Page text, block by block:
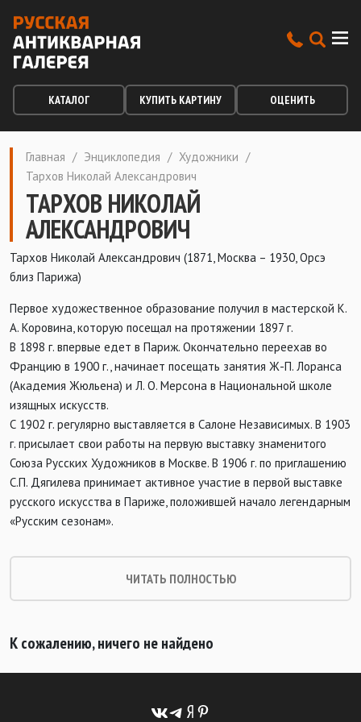
КАТАЛОГ КУПИТЬ КАРТИНУ ОЦЕНИТЬ
Главная / Энциклопедия / Художники /
Тархов Николай Александрович
ТАРХОВ НИКОЛАЙ
АЛЕКСАНДРОВИЧ
Тархов Николай Александрович (1871, Москва – 1930, Орсэ
близ Парижа)
Первое художественное образование получил в мастерской К.
А. Коровина, которую посещал на протяжении 1897 г.
В 1898 г. впервые едет в Париж. Окончательно переехав во
Францию в 1900 г., начинает посещать занятия Ж-П. Лоранса
(Академия Жюльена) и Л. О. Мерсона в Национальной школе
изящных искусств.
С 1902 г. регулярно выставляется в Салоне Независимых. В 1903
г. присылает свои работы на первую выставку знаменитого
Союза Русских Художников в Москве. В 1906 г. по приглашению
С.П. Дягилева принимает активное участие в первой выставке
русского искусства в Париже, положившей начало легендарным
«Русским сезонам».
ЧИТАТЬ ПОЛНОСТЬЮ
К сожалению, ничего не найдено